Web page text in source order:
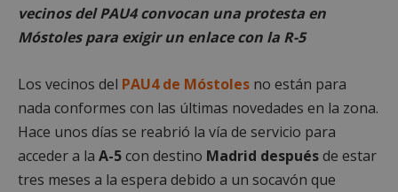
vecinos del PAU4 convocan una protesta en
Móstoles para exigir un enlace con la R-5
Los vecinos del PAU4 de Móstoles no están para
nada conformes con las últimas novedades en la zona.
Hace unos días se reabrió la vía de servicio para
acceder a la A-5con destino Madrid despuésde estar
tres meses a la espera debido a un socavón que